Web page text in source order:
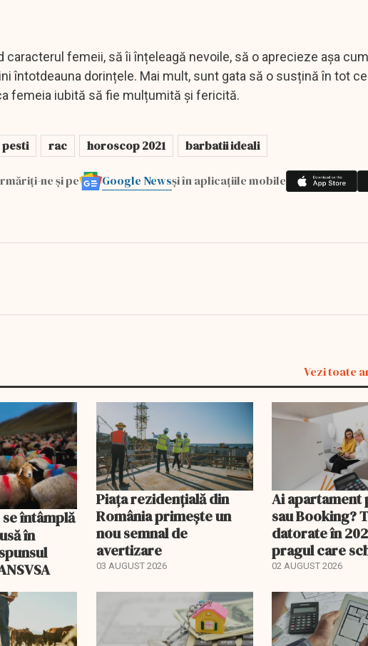
femeii, să îi înțeleagă nevoile, să o aprecieze așa
întotdeauna dorințele. Mai mult, sunt gata să o susțină în tot
femeia iubită să fie mulțumită și fericită.
pesti rac horoscop 2021 barbatii ideali
ne și pe Google Newsși în aplicațiile mobile
Vezi toate
în
Piața rezidențială din
România primește un
nou semnal de
avertizare
03 AUGUST 2026
Ai apartament
sau Booking?
datorate în
pragul care
regimul fiscal
02 AUGUST 2026